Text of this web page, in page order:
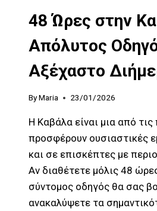
48 Ώρες στην
Απόλυτος
Αξέχαστο
ByMaria 23/01/2026
Η Καβάλα είναι μια από τις
προσφέρουν ουσιαστικές
και σε επισκέπτες με
Αν διαθέτετε μόλις 48
σύντομος οδηγός θα σας
ανακαλύψετε τα